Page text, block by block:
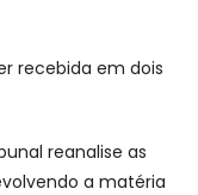
recebida em dois
reanalise as
a matéria